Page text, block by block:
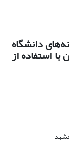
دانشگاه
با استفاده از